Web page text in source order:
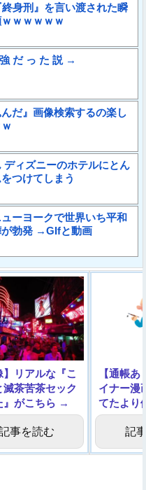
終身刑』を言い渡された瞬
ｗｗｗｗｗ
だ っ た 説 →
だ』画像検索するの楽し
ディズニーのホテルにとん
つけてしまう
ューヨークで世界いち平和
が勃発 →GIfと動画
】リアルな『こ
滅茶苦茶セック
』がこちら →
事を読む
【通帳
イナー漫
てたより
記